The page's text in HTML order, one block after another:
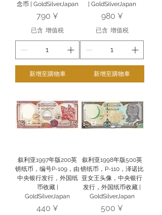
念币 | GoldSilverJapan
價格
790 ¥
已含 增值税
新增至購物車
| GoldSilverJapan
價格
980 ¥
已含 增值税
新增至購物車
叙利亚1997年版200英
镑纸币，编号P-109，由
中央银行发行，外国纸
币收藏 |
GoldSilverJapan
價格
440 ¥
叙利亚1998年版500英
镑纸币，P-110，泽诺比
亚女王头像，中央银行
发行，外国纸币收藏 |
GoldSilverJapan
價格
500 ¥